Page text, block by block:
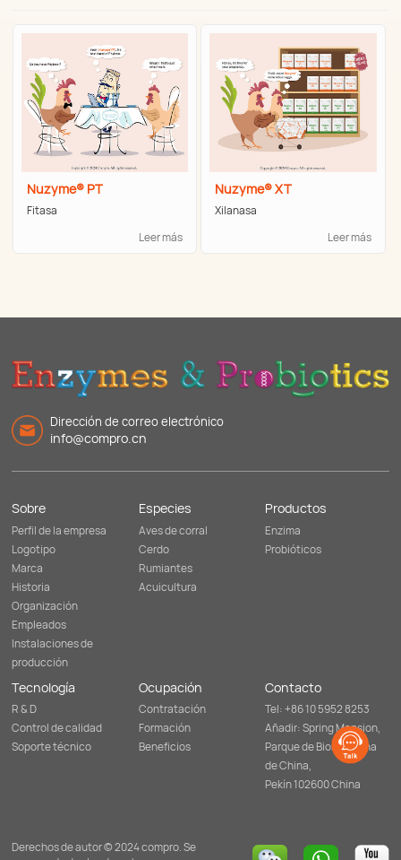
Nuzyme® PT
Fitasa
Leer más
Nuzyme® XT
Xilanasa
Leer más
Dirección de correo electrónico
info@compro.cn
Sobre
Perfil de la empresa
Logotipo
Marca
Historia
Organización
Empleados
Instalaciones de
producción
Especies
Aves de corral
Cerdo
Rumiantes
Acuicultura
Productos
Enzima
Probióticos
Tecnología
R & D
Control de calidad
Soporte técnico
Ocupación
Contratación
Formación
Beneficios
Contacto
Tel: +86 10 5952 8253
Añadir: Spring Mansion,
Parque de Biomedicina
de China,
Pekín 102600 China
Derechos de autor © 2024 compro. Se